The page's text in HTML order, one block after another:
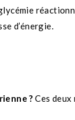
d’énergie.
? Ces deux